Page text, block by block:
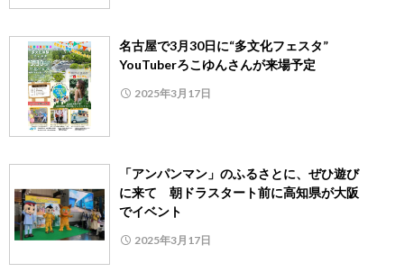
名古屋で3月30日に“多文化フェスタ”
YouTuberろこゆんさんが来場予定
2025年3月17日
「アンパンマン」のふるさとに、ぜひ遊び
に来て 朝ドラスタート前に高知県が大阪
でイベント
2025年3月17日